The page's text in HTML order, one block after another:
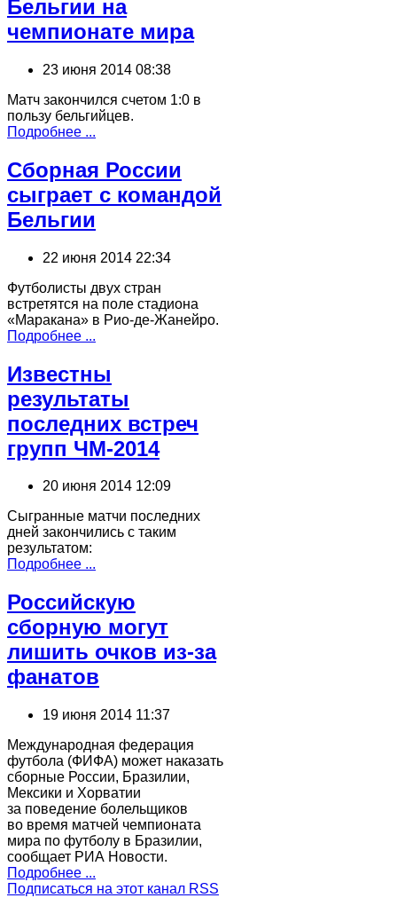
Бельгии на
чемпионате мира
23 июня 2014 08:38
Матч закончился счетом 1:0 в
пользу бельгийцев.
Подробнее ...
Сборная России
сыграет с командой
Бельгии
22 июня 2014 22:34
Футболисты двух стран
встретятся на поле стадиона
«Маракана» в Рио-де-Жанейро.
Подробнее ...
Известны
результаты
последних встреч
групп ЧМ-2014
20 июня 2014 12:09
Сыгранные матчи последних
дней закончились с таким
результатом:
Подробнее ...
Российскую
сборную могут
лишить очков из-за
фанатов
19 июня 2014 11:37
Международная федерация
футбола (ФИФА) может наказать
сборные России, Бразилии,
Мексики и Хорватии
за поведение болельщиков
во время матчей чемпионата
мира по футболу в Бразилии,
сообщает РИА Новости.
Подробнее ...
Подписаться на этот канал RSS